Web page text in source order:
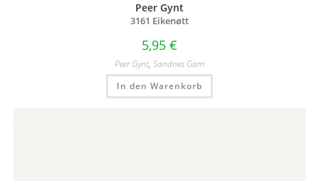
Peer Gynt
3161 Eikenøtt
5,95 €
Peer Gynt, Sandnes Garn
In den Warenkorb